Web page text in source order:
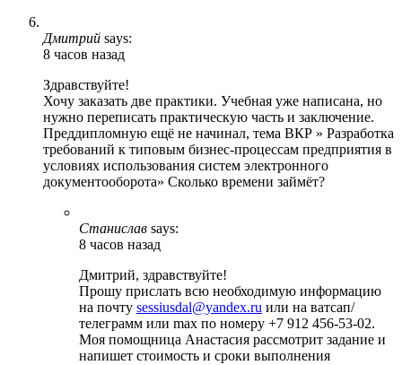
Дмитрий says:
8 часов назад
Здравствуйте!
Хочу заказать две практики. Учебная уже написана, но
нужно переписать практическую часть и заключение.
Преддипломную ещё не начинал, тема ВКР » Разработка
требований к типовым бизнес-процессам предприятия в
условиях использования систем электронного
документооборота» Сколько времени займёт?
Станислав says:
8 часов назад
Дмитрий, здравствуйте!
Прошу прислать всю необходимую информацию
на почту sessiusdal@yandex.ru или на ватсап/
телеграмм или max по номеру +7 912 456-53-02.
Моя помощница Анастасия рассмотрит задание и
напишет стоимость и сроки выполнения